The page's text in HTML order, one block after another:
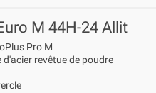
M 44H-24 Allit
Pro M
revêtue de poudre